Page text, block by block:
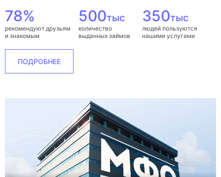
78%
рекомендуют друзьям
и знакомым
500тыс
количество
выданных займов
350тыс
людей пользуются
нашими услугами
ПОДРОБНЕЕ